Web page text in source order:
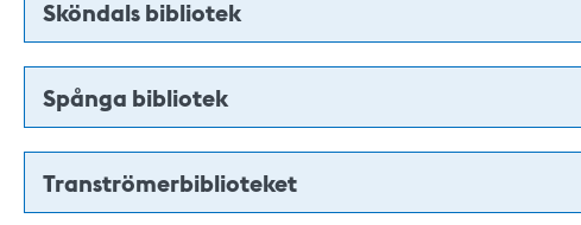
Sköndals bibliotek
Spånga bibliotek
Tranströmerbiblioteket